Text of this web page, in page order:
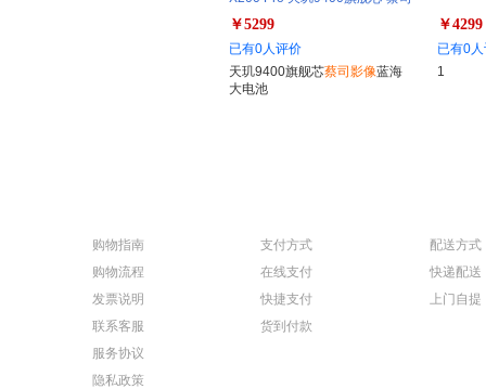
影像 6000mAh蓝海大电池
￥5299
已有0人评价
天玑9400旗舰芯蔡司影像蓝海
大电池
￥4299
已有0
1
购物指南
购物流程
发票说明
联系客服
服务协议
隐私政策
支付方式
在线支付
快捷支付
货到付款
配送方式
快递配送
上门自提